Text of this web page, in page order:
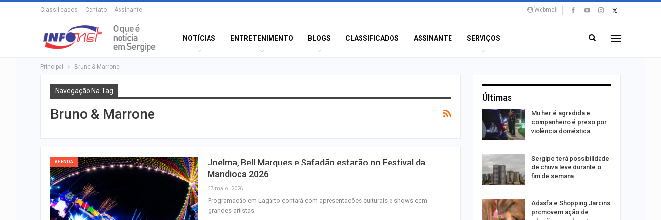
Webmail
Classificados Contato Assinante
NOTÍCIAS ENTRETENIMENTO BLOGS CLASSIFICADOS ASSINANTE SERVIÇOS
Principal Bruno & Marrone
Navegação Na Tag
Bruno & Marrone
AGENDA
Joelma, Bell Marques e Safadão estarão no Festival da
Mandioca 2026
27 maio, 2026
Programação em Lagarto contará com apresentações culturais e shows com
grandes artistas
Últimas
Orsse apresenta concerto
PF apreende dispositivos
eletrônicos contra abuso
Terror e documentário
Mulher é agredida e
companheiro é preso por
violência doméstica
Sergipe terá possibilidade
de chuva leve durante o
fim de semana
Adasfa e Shopping Jardins
promovem ação de